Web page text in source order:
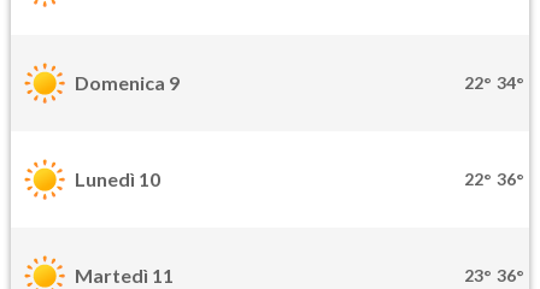
Domenica 9 22° 34°
Lunedì 10 22° 36°
Martedì 11 23° 36°